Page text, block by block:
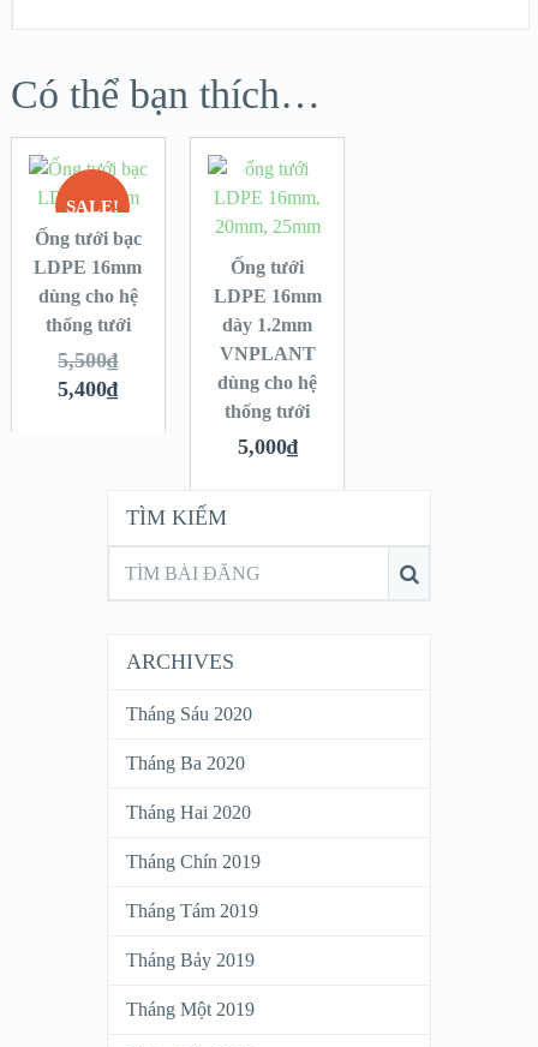
Có thể bạn thích…
SALE!
Ống tưới bạc
LDPE 16mm
dùng cho hệ
thống tưới
5,500₫
5,400₫
Ống tưới
LDPE 16mm
dày 1.2mm
VNPLANT
dùng cho hệ
thống tưới
5,000₫
TÌM KIẾM
ARCHIVES
Tháng Sáu 2020
Tháng Ba 2020
Tháng Hai 2020
Tháng Chín 2019
Tháng Tám 2019
Tháng Bảy 2019
Tháng Một 2019